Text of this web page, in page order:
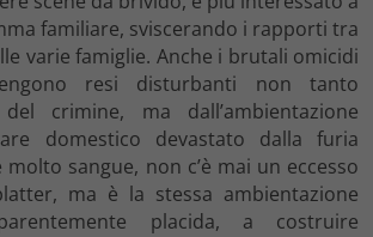
familiare, sviscerando i rapporti tra
varie famiglie. Anche i brutali omicidi
resi disturbanti non tanto
del crimine, ma dall’ambientazione
domestico devastato dalla furia
molto sangue, non c’è mai un eccesso
ma è la stessa ambientazione
placida, a costruire